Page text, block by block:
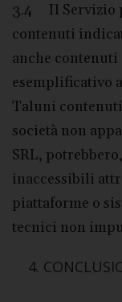
3.4 Il Servizio
contenuti
anche
esemplificativo
Taluni
società non
SRL,
inaccessibili
piattaforme o
tecnici non